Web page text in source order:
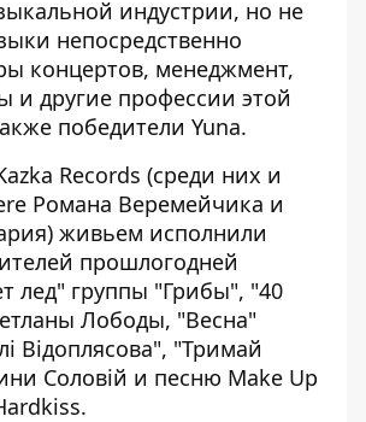
индустрии, но не
непосредственно
концертов, менеджмент,
и другие профессии этой
победители Yuna.
Records (среди них и
Романа Веремейчика и
живьем исполнили
прошлогодней
лед" группы "Грибы", "40
Лободы, "Весна"
Відоплясова", "Тримай
Соловій и песню Make Up